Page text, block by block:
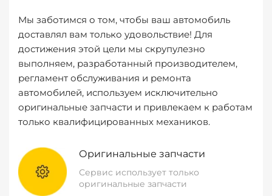
Мы заботимся о том, чтобы ваш автомобиль
доставлял вам только удовольствие! Для
достижения этой цели мы скрупулезно
выполняем, разработанный производителем,
регламент обслуживания и ремонта
автомобилей, используем исключительно
оригинальные запчасти и привлекаем к работам
только квалифицированных механиков.
Оригинальные запчасти
Сервис использует только
оригинальные запчасти